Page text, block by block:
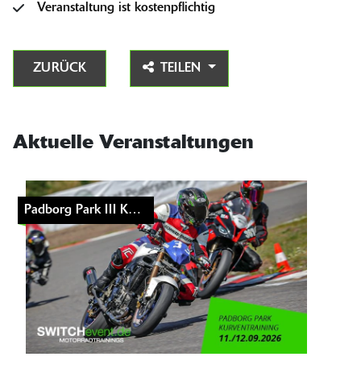
Veranstaltung ist kostenpflichtig
ZURÜCK TEILEN
Aktuelle Veranstaltungen
Padborg Park III Kurventraining anzeigen